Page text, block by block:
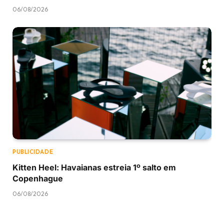
06/08/2026
PUBLICIDADE
Kitten Heel: Havaianas estreia 1º salto em
Copenhague
06/08/2026